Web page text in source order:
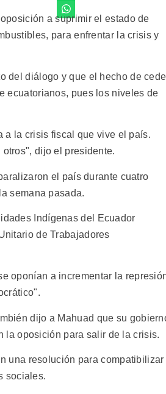
a suprimir el estado de
para enfrentar la crisis y
del diálogo y que el hecho de
ecuatorianos, pues los niveles de
a la crisis fiscal que vive el país.
dijo el presidente.
el país durante cuatro
semana pasada.
Indígenas del Ecuador
de Trabajadores
oponían a incrementar la
dijo a Mahuad que su
la oposición para salir de la crisis.
una resolución para compatibilizar
sociales.